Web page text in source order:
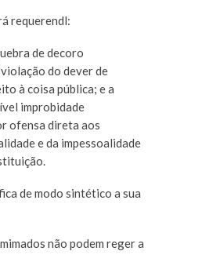
requerendl:
de decoro
do dever de
à coisa pública; e a
improbidade
ofensa direta aos
e da impessoalidade
de modo sintético a sua
não podem reger a